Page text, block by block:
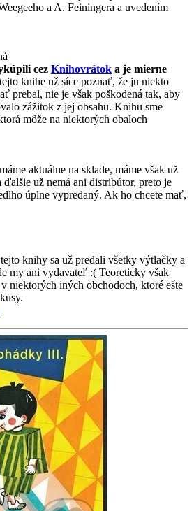
a A. Feiningera a uvedením
cez Knihovrátok a je mierne
knihe už síce poznať, že ju niekto
prebal, nie je však poškodená tak, aby
zážitok z jej obsahu. Knihu sme
môže na niektorých obaloch
aktuálne na sklade, máme však už
ďalšie už nemá ani distribútor, preto je
úplne vypredaný. Ak ho chcete mať,
knihy sa už predali všetky výtlačky a
my ani vydavateľ :( Teoreticky však
niektorých iných obchodoch, ktoré ešte